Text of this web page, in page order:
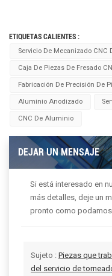
ETIQUETAS CALIENTES :
Servicio De Mecanizado
Caja De Piezas De Fresado
Fabricación De Precisión De
Aluminio Anodizado
CNC De Aluminio
DEJAR UN MENSAJE
Si está interesado en
más detalles, deje un
pronto como podamos.
Sujeto : Piezas que
del servicio de